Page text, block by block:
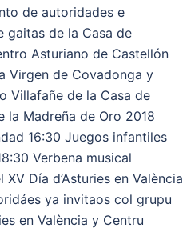
de autoridades e
gaitas de la Casa de
Asturiano de Castellón
Virgen de Covadonga y
Villafañe de la Casa de
la Madreña de Oro 2018
16:30 Juegos infantiles
Verbena musical
Día d’Asturies en València
ya invitaos col grupu
en València y Centru